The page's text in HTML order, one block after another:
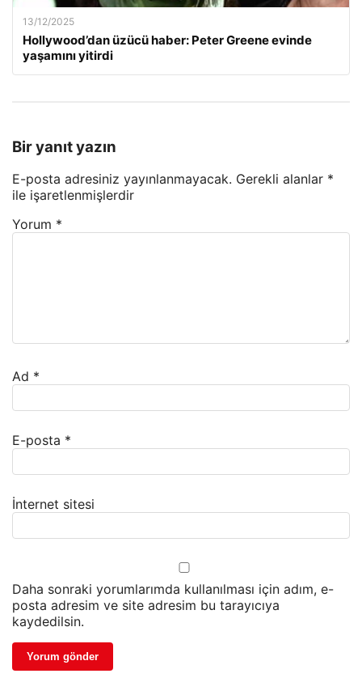
13/12/2025
Hollywood’dan üzücü haber: Peter Greene evinde
yaşamını yitirdi
Bir yanıt yazın
E-posta adresiniz yayınlanmayacak. Gerekli alanlar *
ile işaretlenmişlerdir
Yorum *
Ad *
E-posta *
İnternet sitesi
Daha sonraki yorumlarımda kullanılması için adım, e-
posta adresim ve site adresim bu tarayıcıya
kaydedilsin.